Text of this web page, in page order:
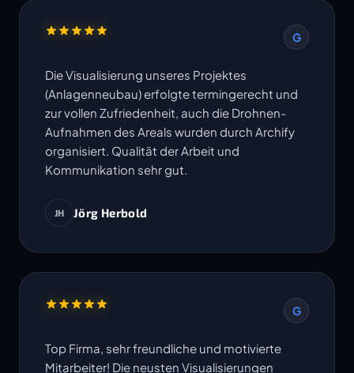
G
Die Visualisierung unseres Projektes
(Anlagenneubau) erfolgte termingerecht und
zur vollen Zufriedenheit, auch die Drohnen-
Aufnahmen des Areals wurden durch Archify
organisiert. Qualität der Arbeit und
Kommunikation sehr gut.
JH Jörg Herbold
G
Top Firma, sehr freundliche und motivierte
Mitarbeiter! Die neusten Visualisierungen